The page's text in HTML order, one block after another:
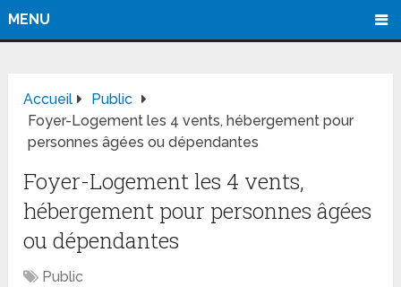
MENU
Accueil
Public
Foyer-Logement les 4 vents, hébergement pour
personnes âgées ou dépendantes
Foyer-Logement les 4 vents,
hébergement pour personnes âgées
ou dépendantes
Public